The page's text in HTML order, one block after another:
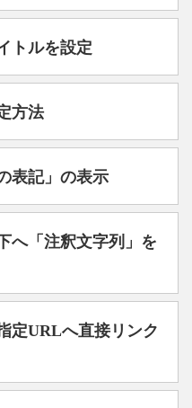
トルを設定
方法
表記」の表示
へ「注釈文字列」を
定URLへ直接リンク